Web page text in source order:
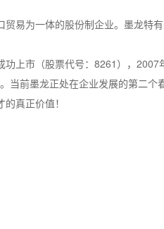
为一体的股份制企业。墨龙特
市（股票代号：8261），
当前墨龙正处在企业发展的第二
真正价值！